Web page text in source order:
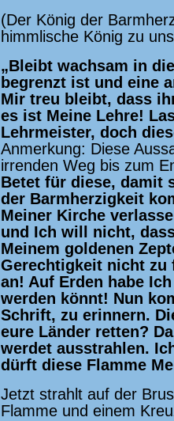
(Der König der
himmlische König zu
„Bleibt wachsam in
begrenzt ist und eine
Mir treu bleibt, dass
es ist Meine Lehre!
Lehrmeister, doch
Anmerkung: Diese
irrenden Weg bis zum
Betet für diese, damit
der Barmherzigkeit
Meiner Kirche
und Ich will nicht,
Meinem goldenen
Gerechtigkeit nicht zu
an! Auf Erden habe
werden könnt! Nun
Schrift, zu erinnern.
eure Länder retten?
werdet ausstrahlen.
dürft diese Flamme
Jetzt strahlt auf der
Flamme und einem